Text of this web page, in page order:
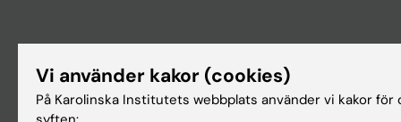
Utbildning
Forskarutbildning
Vi använder kakor (cookies)
På Karolinska Institutets webbplats använder vi kakor för